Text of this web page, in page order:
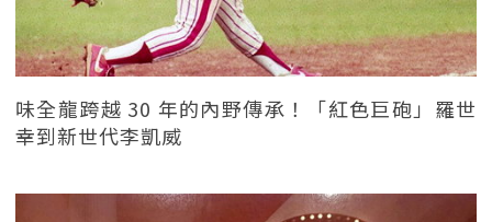
味全龍跨越 30 年的內野傳承！「紅色巨砲」羅世
幸到新世代李凱威